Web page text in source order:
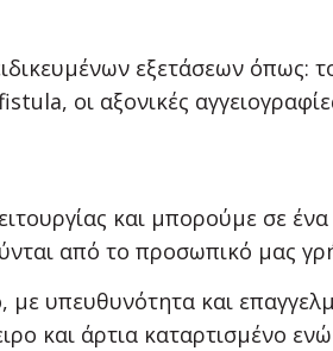
εξετάσεων
οι αξονικές
και μπορούμε σε
από το προσωπικό μας
με υπευθυνότητα και
και άρτια καταρτισμένο